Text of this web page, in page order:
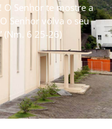
O Senhor te mostre a
Senhor volva o seu
(Nm. 6 25-26)